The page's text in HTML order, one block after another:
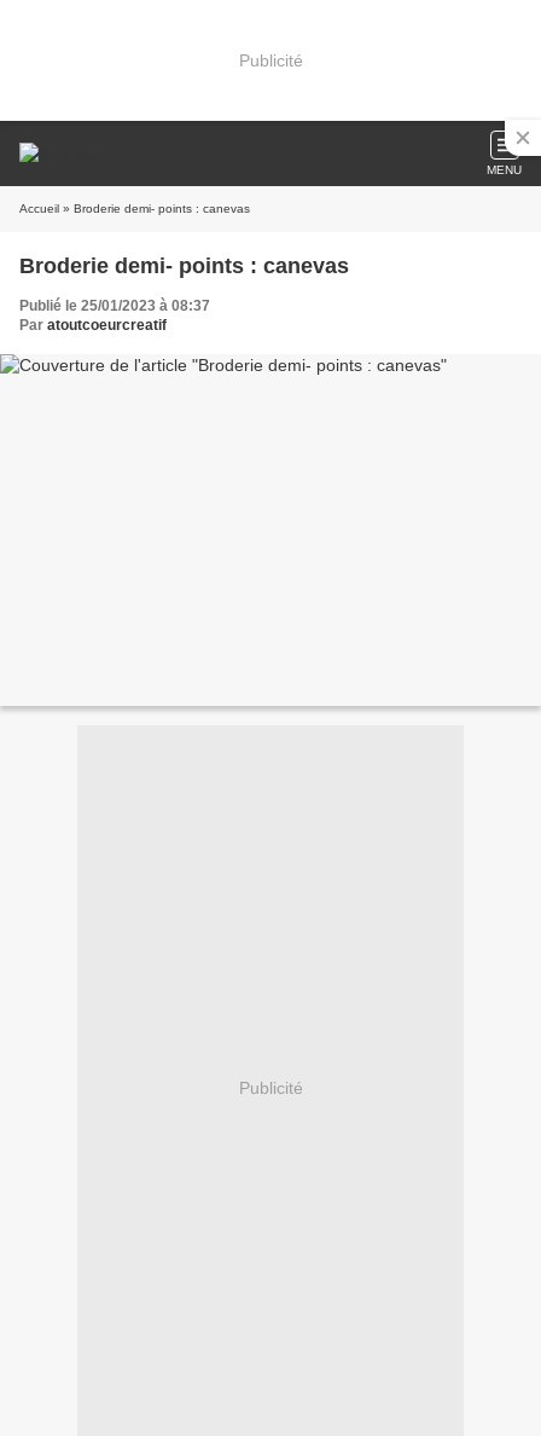
Publicité
MENU
Accueil » Broderie demi- points : canevas
Broderie demi- points : canevas
Publié le 25/01/2023 à 08:37
Par atoutcoeurcreatif
Publicité